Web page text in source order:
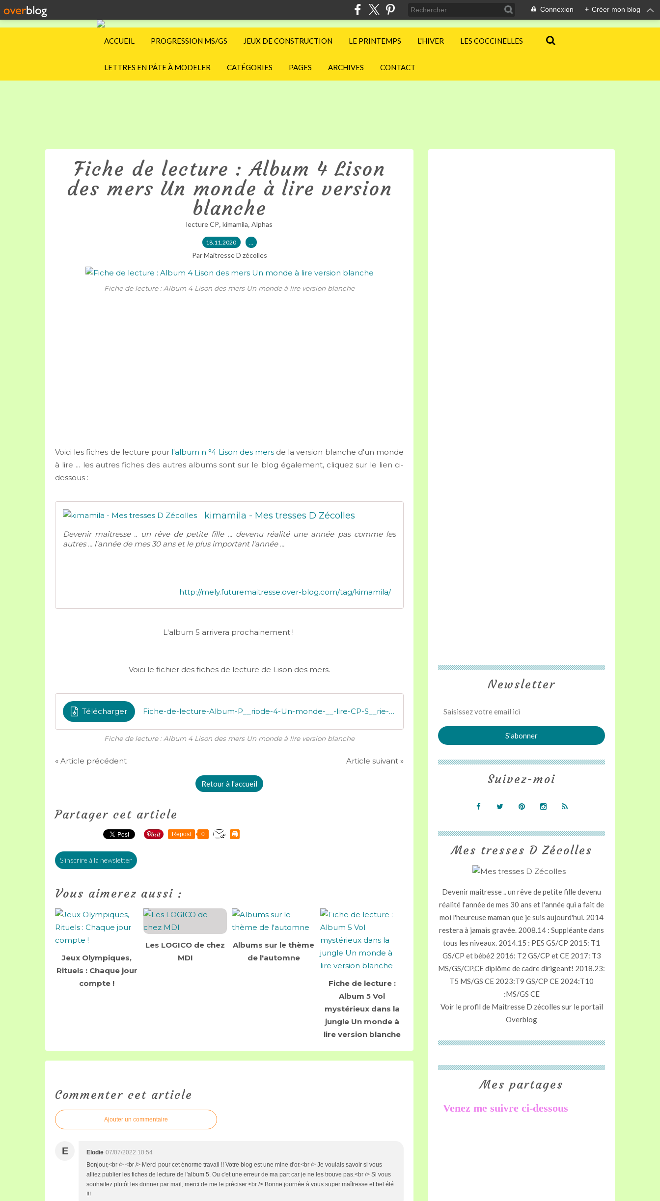
Connexion + Créer mon blog
ACCUEIL PROGRESSION MS/GS JEUX DE CONSTRUCTION LE PRINTEMPS L'HIVER LES COCCINELLES
LETTRES EN PÂTE À MODELER CATÉGORIES PAGES ARCHIVES CONTACT
Fiche de lecture : Album 4 Lison
des mers Un monde à lire version
blanche
lecture CP, kimamila, Alphas
18.11.2020 …
Par Maitresse D zécolles
Fiche de lecture : Album 4 Lison des mers Un monde à lire version blanche
Voici les fiches de lecture pour l'album n °4 Lison des mersde la version blanche d'un monde
à lire ... les autres fiches des autres albums sont sur le blog également, cliquez sur le lien ci-
dessous :
kimamila - Mes tresses D Zécolles
Devenir maîtresse .. un rêve de petite fille ... devenu réalité une année pas comme les
autres ... l'année de mes 30 ans et le plus important l'année ...
http://mely.futuremaitresse.over-blog.com/tag/kimamila/
L'album 5 arrivera prochainement !
Voici le fichier des fiches de lecture de Lison des mers.
Télécharger Fiche-de-lecture-Album-P__riode-4-Un-monde-__-lire-CP-S__rie-Blanche-Lison-des-mers
Fiche de lecture : Album 4 Lison des mers Un monde à lire version blanche
« Article précédent Article suivant »
Retour à l'accueil
Partager cet article
Repost 0
S'inscrire à la newsletter
Vous aimerez aussi :
Jeux Olympiques,
Rituels : Chaque jour
compte !
Les LOGICO de chez
MDI
Albums sur le thème
de l'automne
Fiche de lecture :
Album 5 Vol
mystérieux dans la
jungle Un monde à
lire version blanche
Commenter cet article
Ajouter un commentaire
E Elodie 07/07/2022 10:54
Bonjour,<br /> <br /> Merci pour cet énorme travail !! Votre blog est une mine d'or.<br /> Je voulais savoir si vous
alliez publier les fiches de lecture de l'album 5. Ou c'et une erreur de ma part car je ne les trouve pas.<br /> Si vous
souhaitez plutôt les donner par mail, merci de me le préciser.<br /> Bonne journée à vous super maîtresse et bel été
!!!
Newsletter
Mes tresses D Zécolles
Devenir maîtresse .. un rêve de petite fille devenu
réalité l'année de mes 30 ans et l'année qui a fait de
moi l'heureuse maman que je suis aujourd'hui. 2014
restera à jamais gravée. 2008.14 : Suppléante dans
tous les niveaux. 2014.15 : PES GS/CP 2015: T1
GS/CP et bébé2 2016: T2 GS/CP et CE 2017: T3
MS/GS/CP,CE diplôme de cadre dirigeant! 2018.23:
T5 MS/GS CE 2023:T9 GS/CP CE 2024:T10
:MS/GS CE
Voir le profil de Maitresse D zécolles sur le portail
Overblog
Suivez-moi
Mes partages
Venez me suivre ci-dessous